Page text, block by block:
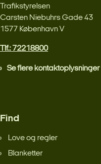
Trafikstyrelsen
Carsten Niebuhrs Gade 43
1577 København V
Tlf.: 72218800
Se flere kontaktoplysninger
Find
Love og regler
Blanketter